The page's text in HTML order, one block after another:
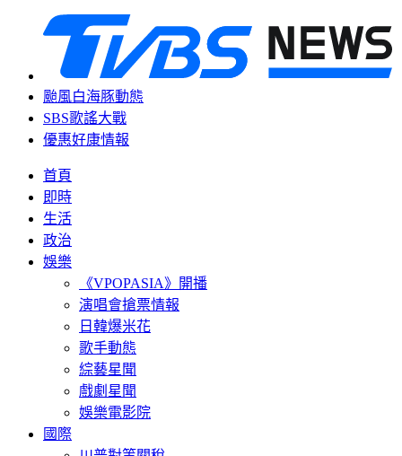
颱風白海豚動態
SBS歌謠大戰
優惠好康情報
首頁
即時
生活
政治
娛樂
《VPOPASIA》開播
演唱會搶票情報
日韓爆米花
歌手動態
綜藝星聞
戲劇星聞
娛樂電影院
國際